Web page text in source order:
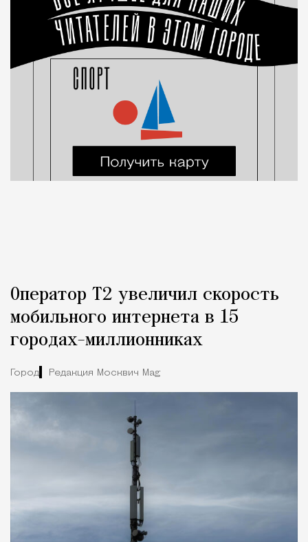
Оператор Т2 увеличил скорость
мобильного интернета в 15
городах-миллионниках
Город Редакция Москвич Mag